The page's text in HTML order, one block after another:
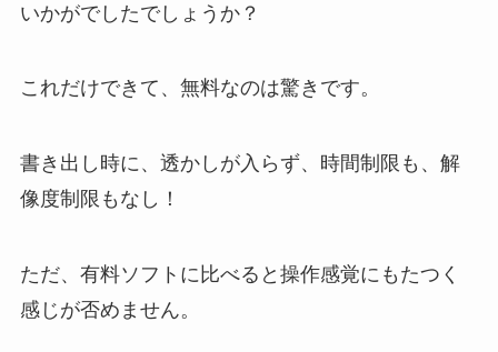
いかがでしたでしょうか？
これだけできて、無料なのは驚きです。
書き出し時に、透かしが入らず、時間制限も、解
像度制限もなし！
ただ、有料ソフトに比べると操作感覚にもたつく
感じが否めません。